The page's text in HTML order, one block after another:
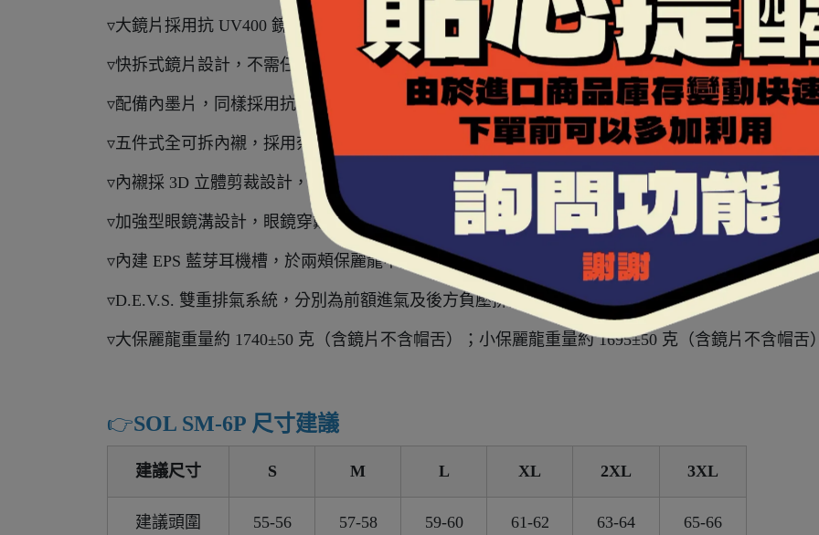
▿大鏡片採用抗 UV400 鏡片。
▿快拆式鏡片設計，不需任何工具即可自行更換大鏡片。
▿配備內墨片，同樣採用抗 UV400 鏡片。
▿五件式全可拆內襯，採用奈米竹炭與 COOLMAX 布料，能夠排除體表溼氣熱氣，保持涼爽乾燥。
▿內襯採 3D 立體剪裁設計，提供臉頰良好包覆性。
▿加強型眼鏡溝設計，眼鏡穿戴更便利。
▿內建 EPS 藍芽耳機槽，於兩頰保麗龍中預留耳機空間，配戴更舒適。
▿D.E.V.S. 雙重排氣系統，分別為前額進氣及後方負壓排氣，提升通風效率。
▿大保麗龍重量約 1740±50 克（含鏡片不含帽舌）；小保麗龍重量約 1695±50 克（含鏡片不含帽舌
👉️SOL SM-6P 尺寸建議
建議尺寸 S M L XL 2XL 3XL
建議頭圍 55-56 57-58 59-60 61-62 63-64 65-66